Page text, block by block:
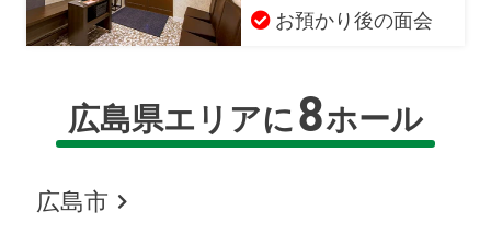
お預かり後の面会
広島県エリアに8ホール
広島市